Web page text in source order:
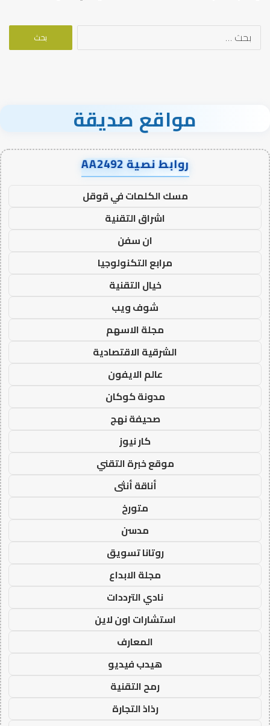
البحث
مواقع صديقة
روابط نصية AA2492
مسك الكلمات في قوقل
اشراق التقنية
ان سفن
مرابع التكنولوجيا
خيال التقنية
شوف ويب
مجلة الاسهم
الشرقية الاقتصادية
عالم الايفون
مدونة كوكان
صحيفة نهج
كار نيوز
موقع خبرة التقني
أناقة أنثى
متورخ
مدسن
روتانا تسويق
مجلة الابداع
نادي الترددات
استشارات اون لاين
المعارف
هيدب فيديو
رمح التقنية
رذاذ التجارة